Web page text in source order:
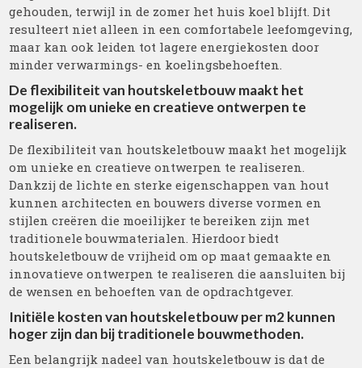
gehouden, terwijl in de zomer het huis koel blijft. Dit
resulteert niet alleen in een comfortabele leefomgeving,
maar kan ook leiden tot lagere energiekosten door
minder verwarmings- en koelingsbehoeften.
De flexibiliteit van houtskeletbouw maakt het
mogelijk om unieke en creatieve ontwerpen te
realiseren.
De flexibiliteit van houtskeletbouw maakt het mogelijk
om unieke en creatieve ontwerpen te realiseren.
Dankzij de lichte en sterke eigenschappen van hout
kunnen architecten en bouwers diverse vormen en
stijlen creëren die moeilijker te bereiken zijn met
traditionele bouwmaterialen. Hierdoor biedt
houtskeletbouw de vrijheid om op maat gemaakte en
innovatieve ontwerpen te realiseren die aansluiten bij
de wensen en behoeften van de opdrachtgever.
Initiële kosten van houtskeletbouw per m2 kunnen
hoger zijn dan bij traditionele bouwmethoden.
Een belangrijk nadeel van houtskeletbouw is dat de